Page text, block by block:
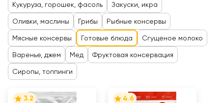
Кукуруза, горошек, фасоль Закуски, икра
Оливки, маслины Грибы Рыбные консервы
Мясные консервы Готовые блюда Сгущеное молоко
Варенье, джем Мед Фруктовая консервация
Сиропы, топпинги
3.2 4.6